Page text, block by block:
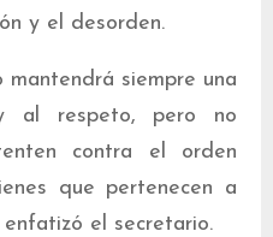
y el desorden.
siempre una
al respeto, pero no
contra el orden
que pertenecen a
enfatizó el secretario.